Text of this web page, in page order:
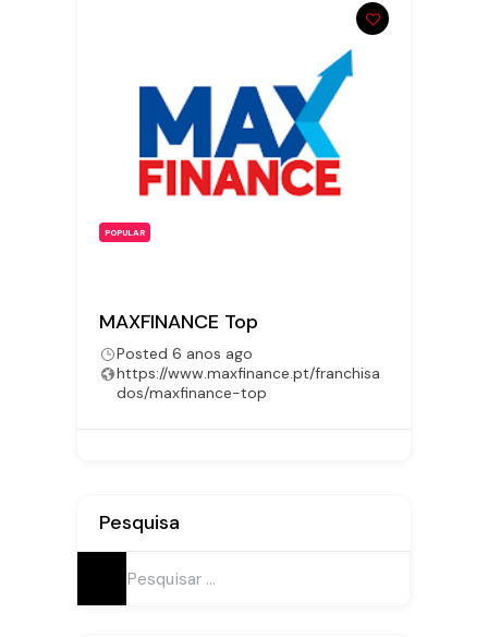
POPULAR
MAXFINANCE Top
Posted 6 anos ago
https://www.maxfinance.pt/franchisa
dos/maxfinance-top
Pesquisa